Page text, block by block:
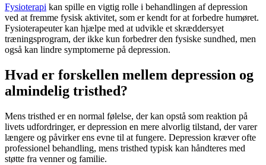
Fysioterapi kan spille en vigtig rolle i behandlingen afdepression
ved at fremme fysisk aktivitet, som er kendt for at forbedre humøret.
Fysioterapeuter kan hjælpe med at udvikle et skræddersyet
træningsprogram, der ikke kun forbedrer den fysiske sundhed, men
også kan lindre symptomerne på depression.
Hvad er forskellen mellem depression og
almindelig tristhed?
Mens tristhed er en normal følelse, der kan opstå som reaktion på
livets udfordringer, erdepression en mere alvorlig tilstand, der varer
længere og påvirker ens evne til at fungere. Depression kræver ofte
professionel behandling, mens tristhed typisk kan håndteres med
støtte fra venner og familie.